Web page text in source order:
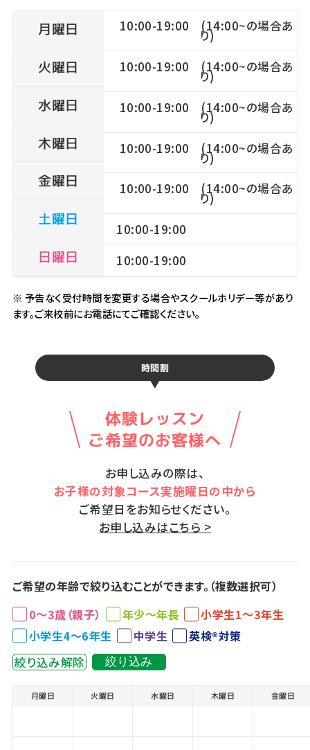
月曜日
火曜日
水曜日
木曜日
金曜日
土曜日
日曜日
10:00-19:00 (14:00~の場合あ
り)
10:00-19:00 (14:00~の場合あ
り)
10:00-19:00 (14:00~の場合あ
り)
10:00-19:00 (14:00~の場合あ
り)
10:00-19:00 (14:00~の場合あ
り)
10:00-19:00
10:00-19:00
※ 予告なく受付時間を変更する場合やスクールホリデー等があり
ます。ご来校前にお電話にてご確認ください。
時間割
体験レッスン
ご希望のお客様へ
お申し込みの際は、
お子様の対象コース実施曜日の中から
ご希望日をお知らせください。
お申し込みはこちら >
ご希望の年齢で絞り込むことができます。（複数選択可）
0～3歳（親子）
年少～年長
小学生1～3年生
小学生4～6年生
中学生
英検®対策
絞り込み解除
絞り込み
月曜日 火曜日 水曜日 木曜日 金曜日